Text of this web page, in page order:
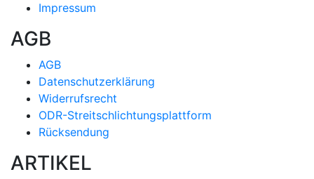
Impressum
AGB
AGB
Datenschutzerklärung
Widerrufsrecht
ODR-Streitschlichtungsplattform
Rücksendung
ARTIKEL